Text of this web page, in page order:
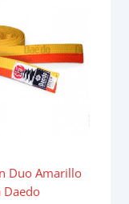
Duo Amarillo
Daedo